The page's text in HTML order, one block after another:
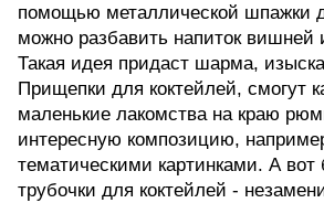
помощью металлической шпажки
можно разбавить напиток вишней
Такая идея придаст шарма,
Прищепки для коктейлей, смогут
маленькие лакомства на краю
интересную композицию,
тематическими картинками. А вот
трубочки для коктейлей -